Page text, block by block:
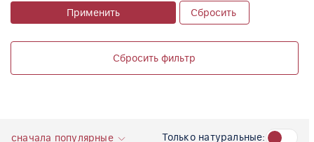
Применить Сбросить
Сбросить фильтр
сначала популярные Только натуральные: